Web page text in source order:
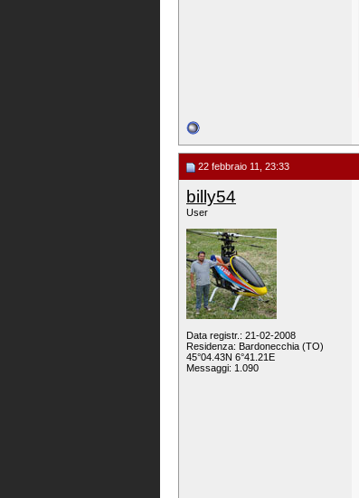
22 febbraio 11, 23:33
billy54
User
Data registr.: 21-02-2008
Residenza: Bardonecchia (TO)
45°04.43N 6°41.21E
Messaggi: 1.090